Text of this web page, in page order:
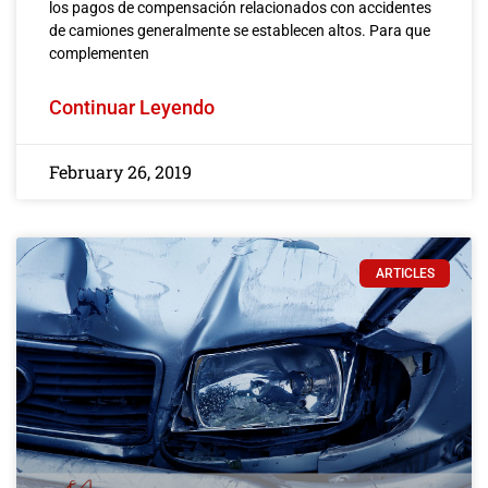
los pagos de compensación relacionados con accidentes
de camiones generalmente se establecen altos. Para que
complementen
Continuar Leyendo
February 26, 2019
ARTICLES